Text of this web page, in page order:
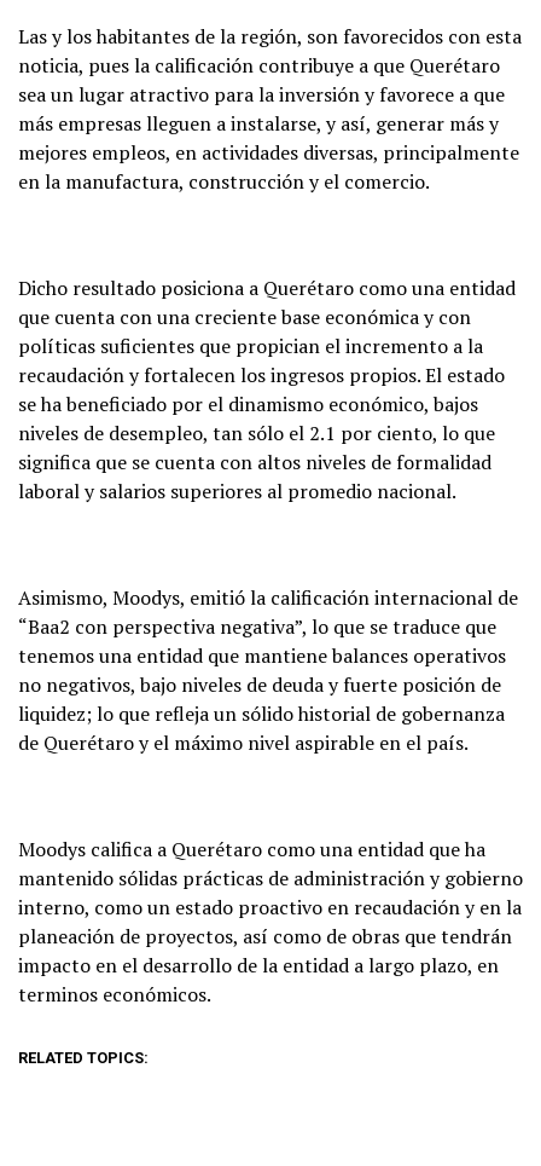
Las y los habitantes de la región, son favorecidos con esta
noticia, pues la calificación contribuye a que Querétaro
sea un lugar atractivo para la inversión y favorece a que
más empresas lleguen a instalarse, y así, generar más y
mejores empleos, en actividades diversas, principalmente
en la manufactura, construcción y el comercio.
Dicho resultado posiciona a Querétaro como una entidad
que cuenta con una creciente base económica y con
políticas suficientes que propician el incremento a la
recaudación y fortalecen los ingresos propios. El estado
se ha beneficiado por el dinamismo económico, bajos
niveles de desempleo, tan sólo el 2.1 por ciento, lo que
significa que se cuenta con altos niveles de formalidad
laboral y salarios superiores al promedio nacional.
Asimismo, Moodys, emitió la calificación internacional de
“Baa2 con perspectiva negativa”, lo que se traduce que
tenemos una entidad que mantiene balances operativos
no negativos, bajo niveles de deuda y fuerte posición de
liquidez; lo que refleja un sólido historial de gobernanza
de Querétaro y el máximo nivel aspirable en el país.
Moodys califica a Querétaro como una entidad que ha
mantenido sólidas prácticas de administración y gobierno
interno, como un estado proactivo en recaudación y en la
planeación de proyectos, así como de obras que tendrán
impacto en el desarrollo de la entidad a largo plazo, en
terminos económicos.
RELATED TOPICS: